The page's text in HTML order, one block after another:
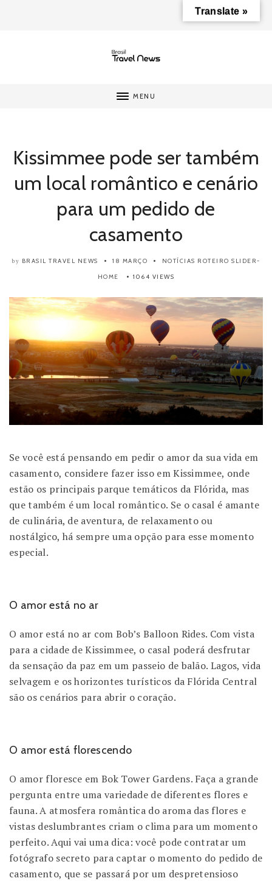
MENU
Kissimmee pode ser também
um local romântico e cenário
para um pedido de
casamento
by BRASIL TRAVEL NEWS 18 MARÇO NOTÍCIAS ROTEIRO SLIDER-
HOME
1064 VIEWS
Se você está pensando em pedir o amor da sua vida em
casamento, considere fazer isso em Kissimmee, onde
estão os principais parque temáticos da Flórida, mas
que também é um local romântico. Se o casal é amante
de culinária, de aventura, de relaxamento ou
nostálgico, há sempre uma opção para esse momento
especial.
O amor está no ar
O amor está no ar com Bob’s Balloon Rides. Com vista
para a cidade de Kissimmee, o casal poderá desfrutar
da sensação da paz em um passeio de balão. Lagos, vida
selvagem e os horizontes turísticos da Flórida Central
são os cenários para abrir o coração.
O amor está florescendo
O amor floresce em Bok Tower Gardens. Faça a grande
pergunta entre uma variedade de diferentes flores e
fauna. A atmosfera romântica do aroma das flores e
vistas deslumbrantes criam o clima para um momento
perfeito. Aqui vai uma dica: você pode contratar um
fotógrafo secreto para captar o momento do pedido de
casamento, que se passará por um despretensioso
Translate »